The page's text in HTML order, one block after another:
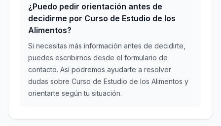
¿Puedo pedir orientación antes de
decidirme por Curso de Estudio de los
Alimentos?
Si necesitas más información antes de decidirte,
puedes escribirnos desde el formulario de
contacto. Así podremos ayudarte a resolver
dudas sobre Curso de Estudio de los Alimentos y
orientarte según tu situación.